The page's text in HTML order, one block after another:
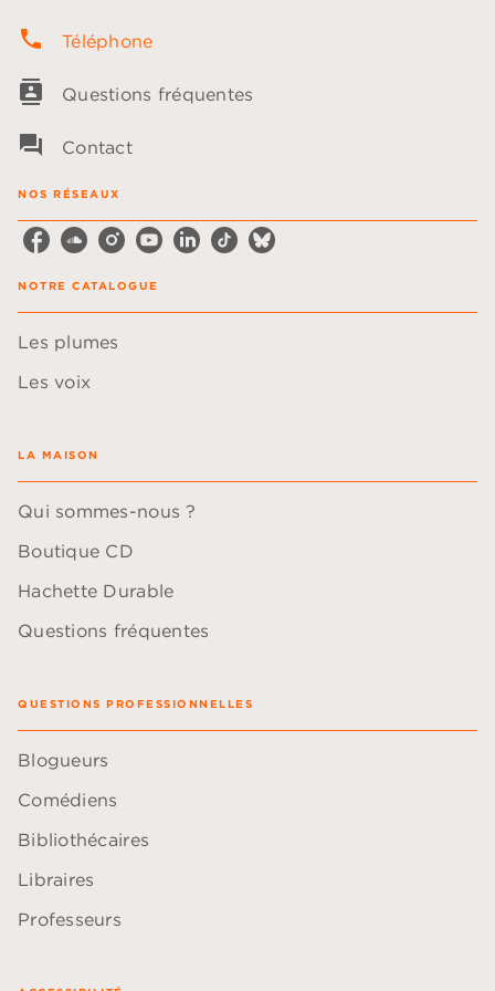
phone Téléphone
contacts Questions fréquentes
question_answer Contact
NOS RÉSEAUX
NOTRE CATALOGUE
Les plumes
Les voix
LA MAISON
Qui sommes-nous ?
Boutique CD
Hachette Durable
Questions fréquentes
QUESTIONS PROFESSIONNELLES
Blogueurs
Comédiens
Bibliothécaires
Libraires
Professeurs